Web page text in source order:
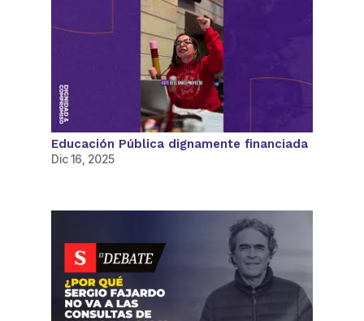
Educación Pública dignamente financiada
Dic 16, 2025